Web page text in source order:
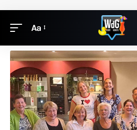
Aa